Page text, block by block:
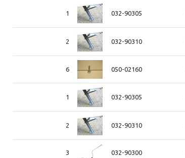
1 032-90305
2 032-90310
6 050-02160
1 032-90305
2 032-90310
3 032-90300